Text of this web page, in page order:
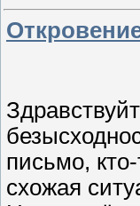
письмо,
схожая